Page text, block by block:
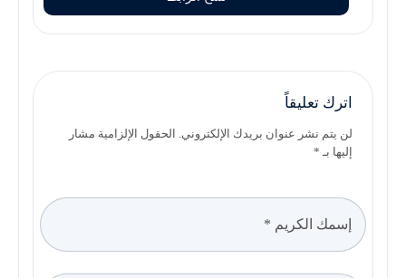
اترك تعليقاً
لن يتم نشر عنوان بريدك الإلكتروني. الحقول الإلزامية مشار
إليها بـ *